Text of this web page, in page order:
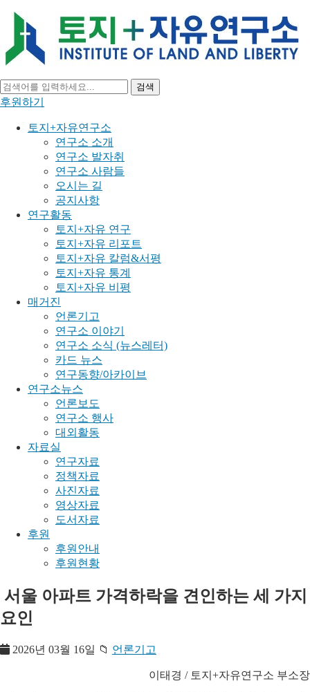
검색
후원하기
토지+자유연구소
연구소 소개
연구소 발자취
연구소 사람들
오시는 길
공지사항
연구활동
토지+자유 연구
토지+자유 리포트
토지+자유 칼럼&서평
토지+자유 통계
토지+자유 비평
매거진
언론기고
연구소 이야기
연구소 소식 (뉴스레터)
카드 뉴스
연구동향/아카이브
연구소뉴스
언론보도
연구소 행사
대외활동
자료실
연구자료
정책자료
사진자료
영상자료
도서자료
후원
후원안내
후원현황
서울 아파트 가격하락을 견인하는 세 가지
요인
2026년 03월 16일 📁 언론기고
이태경 / 토지+자유연구소 부소장